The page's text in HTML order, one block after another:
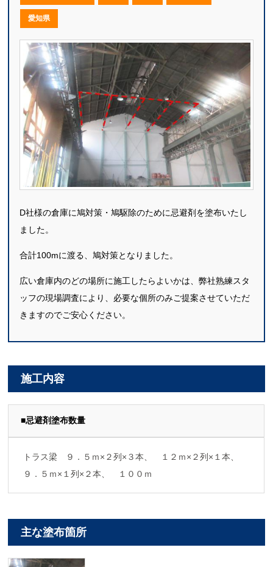
愛知県
D社様の倉庫に鳩対策・鳩駆除のために忌避剤を塗布いたし
ました。
合計100mに渡る、鳩対策となりました。
広い倉庫内のどの場所に施工したらよいかは、弊社熟練スタ
ッフの現場調査により、必要な個所のみご提案させていただ
きますのでご安心ください。
施工内容
■忌避剤塗布数量
トラス梁 ９．５ｍ×２列×３本、 １２ｍ×２列×１本、
９．５ｍ×１列×２本、 １００ｍ
主な塗布箇所